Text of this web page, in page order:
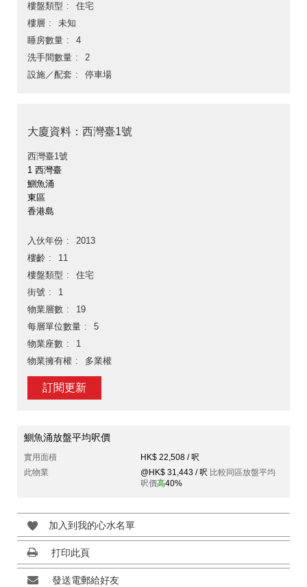
樓盤類型
住宅
樓層
未知
睡房數量
4
洗手間數量
2
設施／配套
停車場
大廈資料：西灣臺1號
西灣臺1號
1 西灣臺
鰂魚涌
東區
香港島
入伙年份
2013
樓齡
11
樓盤類型
住宅
街號
1
物業層數
19
每層單位數量
5
物業座數
1
物業擁有權
多業權
訂閱更新
鰂魚涌放盤平均呎價
實用面積
HK$ 22,508 / 呎
此物業
@HK$ 31,443 / 呎 比較同區放盤平均
呎價高40%
加入到我的心水名單
打印此頁
發送電郵給好友